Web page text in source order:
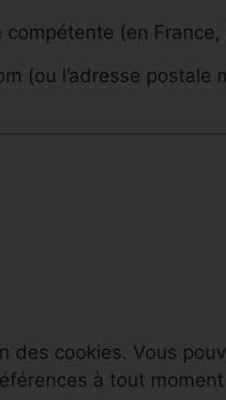
(en France,
(ou l’adresse
cookies. Vous
à tout